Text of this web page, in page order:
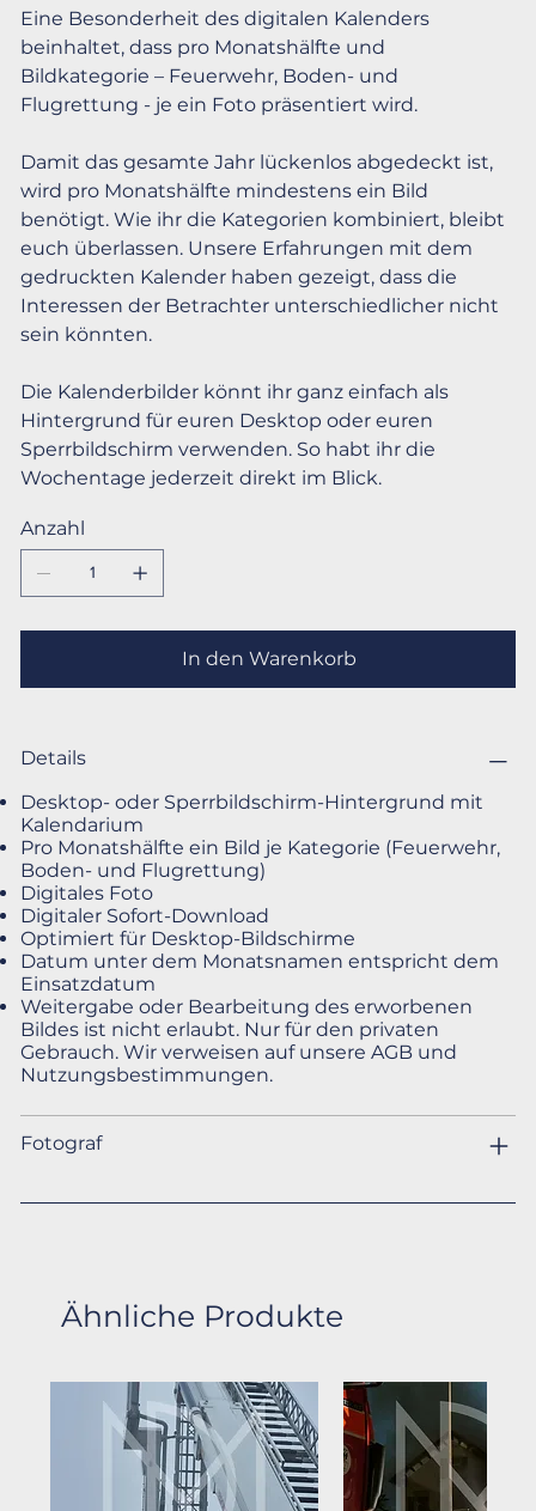
Eine Besonderheit des digitalen Kalenders
beinhaltet, dass pro Monatshälfte und
Bildkategorie – Feuerwehr, Boden- und
Flugrettung - je ein Foto präsentiert wird.
Damit das gesamte Jahr lückenlos abgedeckt ist,
wird pro Monatshälfte mindestens ein Bild
benötigt. Wie ihr die Kategorien kombiniert, bleibt
euch überlassen. Unsere Erfahrungen mit dem
gedruckten Kalender haben gezeigt, dass die
Interessen der Betrachter unterschiedlicher nicht
sein könnten.
Die Kalenderbilder könnt ihr ganz einfach als
Hintergrund für euren Desktop oder euren
Sperrbildschirm verwenden. So habt ihr die
Wochentage jederzeit direkt im Blick.
Anzahl
In den Warenkorb
Details
Desktop- oder Sperrbildschirm-Hintergrund mit
Kalendarium
Pro Monatshälfte ein Bild je Kategorie (Feuerwehr,
Boden- und Flugrettung)
Digitales Foto
Digitaler Sofort-Download
Optimiert für Desktop-Bildschirme
Datum unter dem Monatsnamen entspricht dem
Einsatzdatum
Weitergabe oder Bearbeitung des erworbenen
Bildes ist nicht erlaubt. Nur für den privaten
Gebrauch. Wir verweisen auf unsere AGB und
Nutzungsbestimmungen.
Fotograf
Ähnliche Produkte